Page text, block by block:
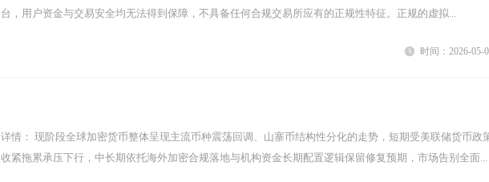
台，用户资金与交易安全均无法得到保障，不具备任何合规交易所应有的正规性特征。正规的虚拟...
时间：2026-05-
详情：
收紧拖累承压下行，中长期依托海外加密合规落地与机构资金长期配置逻辑保留修复预期，市场告别全面...